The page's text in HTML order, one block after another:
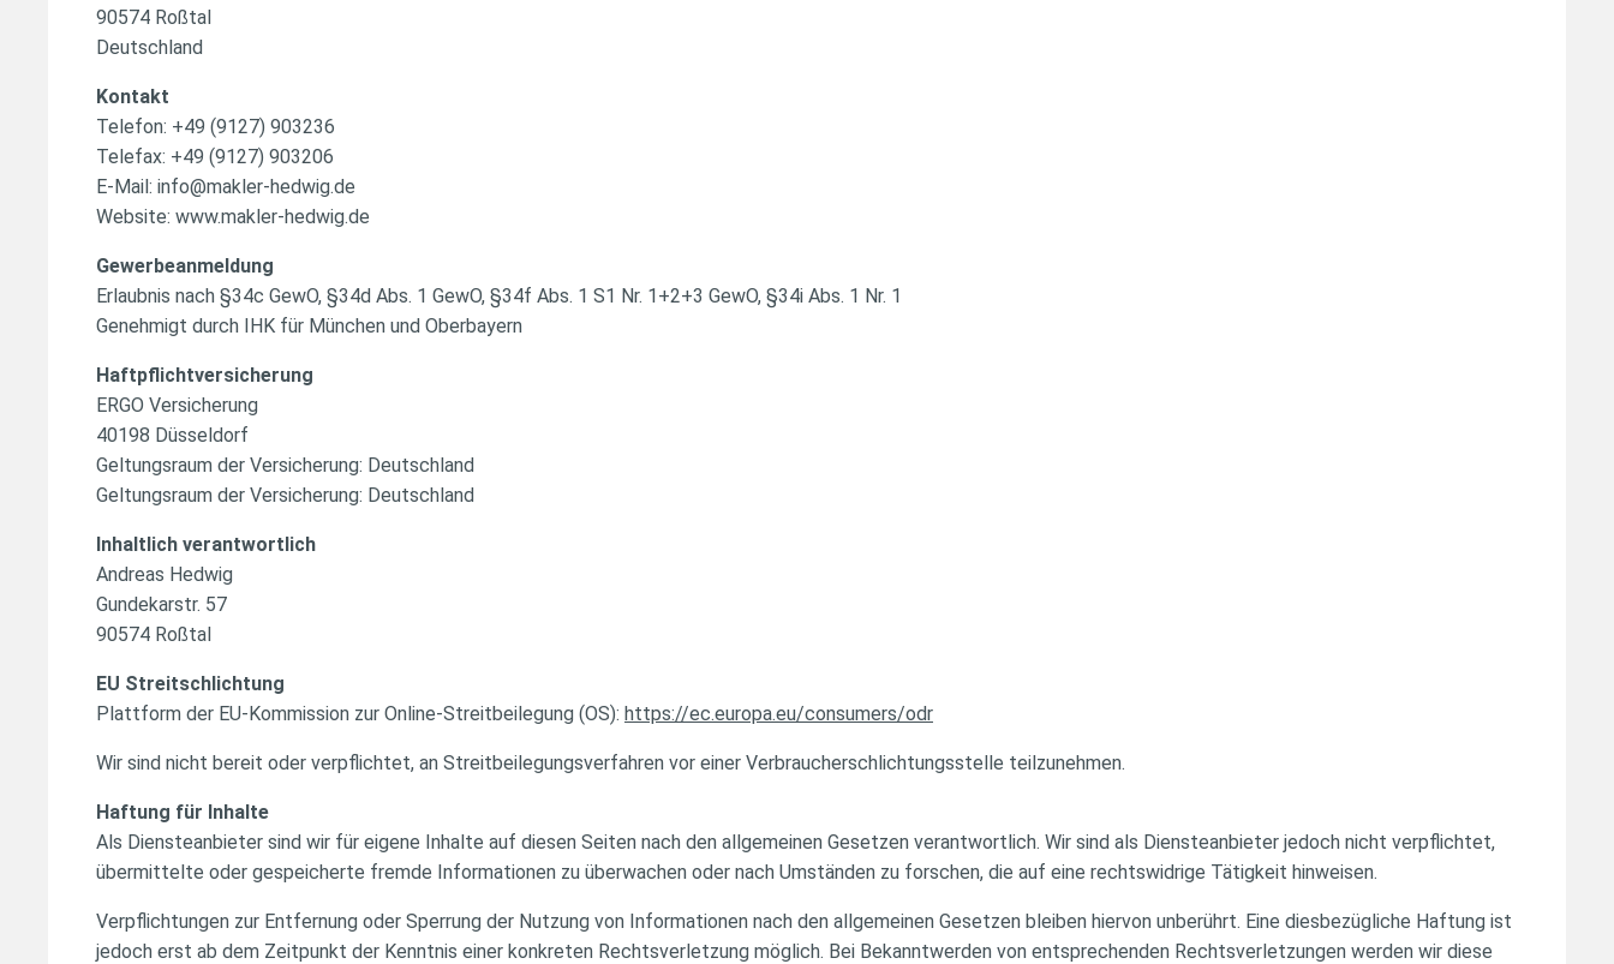
90574 Roßtal
Deutschland
Kontakt
Telefon: +49 (9127) 903236
Telefax: +49 (9127) 903206
E-Mail: info@makler-hedwig.de
Website: www.makler-hedwig.de
Gewerbeanmeldung
Erlaubnis nach §34c GewO, §34d Abs. 1 GewO, §34f Abs. 1 S1 Nr. 1+2+3 GewO, §34i Abs. 1 Nr. 1
Genehmigt durch IHK für München und Oberbayern
Haftpflichtversicherung
ERGO Versicherung
40198 Düsseldorf
Geltungsraum der Versicherung: Deutschland
Geltungsraum der Versicherung: Deutschland
Inhaltlich verantwortlich
Andreas Hedwig
Gundekarstr. 57
90574 Roßtal
EU Streitschlichtung
Plattform der EU-Kommission zur Online-Streitbeilegung (OS): https://ec.europa.eu/consumers/odr
Wir sind nicht bereit oder verpflichtet, an Streitbeilegungsverfahren vor einer Verbraucherschlichtungsstelle teilzunehmen.
Haftung für Inhalte
Als Diensteanbieter sind wir für eigene Inhalte auf diesen Seiten nach den allgemeinen Gesetzen verantwortlich. Wir sind als Diensteanbieter jedoch nicht verpflichtet,
übermittelte oder gespeicherte fremde Informationen zu überwachen oder nach Umständen zu forschen, die auf eine rechtswidrige Tätigkeit hinweisen.
Verpflichtungen zur Entfernung oder Sperrung der Nutzung von Informationen nach den allgemeinen Gesetzen bleiben hiervon unberührt. Eine diesbezügliche Haftung ist
jedoch erst ab dem Zeitpunkt der Kenntnis einer konkreten Rechtsverletzung möglich. Bei Bekanntwerden von entsprechenden Rechtsverletzungen werden wir diese